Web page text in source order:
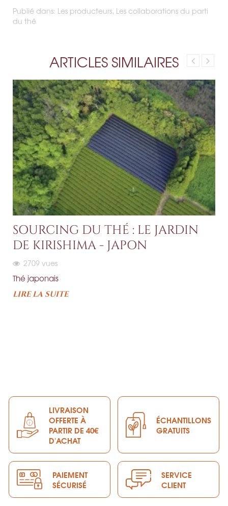
Publié dans: Les producteurs, Les collaborations du parti
du thé
ARTICLES SIMILAIRES
SOURCING DU THÉ : LE JARDIN
DE KIRISHIMA - JAPON
2709 vues
Thé japonais
LIRE LA SUITE
LIVRAISON
OFFERTE À
PARTIR DE 40€
D'ACHAT
ÉCHANTILLONS
GRATUITS
PAIEMENT
SÉCURISÉ
SERVICE
CLIENT